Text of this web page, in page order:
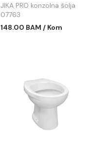
JIKA PRO konzolna šolja
07763
148.00 BAM / Kom